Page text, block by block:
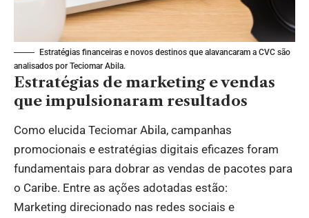
Estratégias financeiras e novos destinos que alavancaram a CVC são
analisados por Teciomar Abila.
Estratégias de marketing e vendas
que impulsionaram resultados
Como elucida Teciomar Abila, campanhas
promocionais e estratégias digitais eficazes foram
fundamentais para dobrar as vendas de pacotes para
o Caribe. Entre as ações adotadas estão:
Marketing direcionado nas redes sociais e